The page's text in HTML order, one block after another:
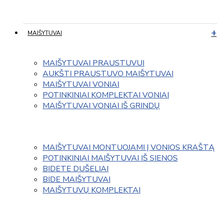
MAIŠYTUVAI
MAIŠYTUVAI PRAUSTUVUI
AUKŠTI PRAUSTUVO MAIŠYTUVAI
MAIŠYTUVAI VONIAI
POTINKINIAI KOMPLEKTAI VONIAI
MAIŠYTUVAI VONIAI IŠ GRINDŲ
MAIŠYTUVAI MONTUOJAMI Į VONIOS KRAŠTĄ
POTINKINIAI MAIŠYTUVAI IŠ SIENOS
BIDETE DUŠELIAI
BIDE MAIŠYTUVAI
MAIŠYTUVŲ KOMPLEKTAI